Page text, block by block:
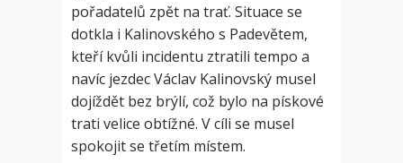
pořadatelů zpět na trať. Situace se
dotkla i Kalinovského s Padevětem,
kteří kvůli incidentu ztratili tempo a
navíc jezdec Václav Kalinovský musel
dojíždět bez brýlí, což bylo na pískové
trati velice obtížné. V cíli se musel
spokojit se třetím místem.